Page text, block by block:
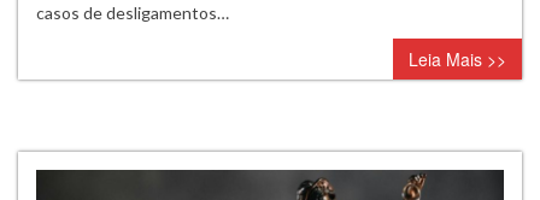
Penal
São
casos de desligamentos…
Leia Mais >>